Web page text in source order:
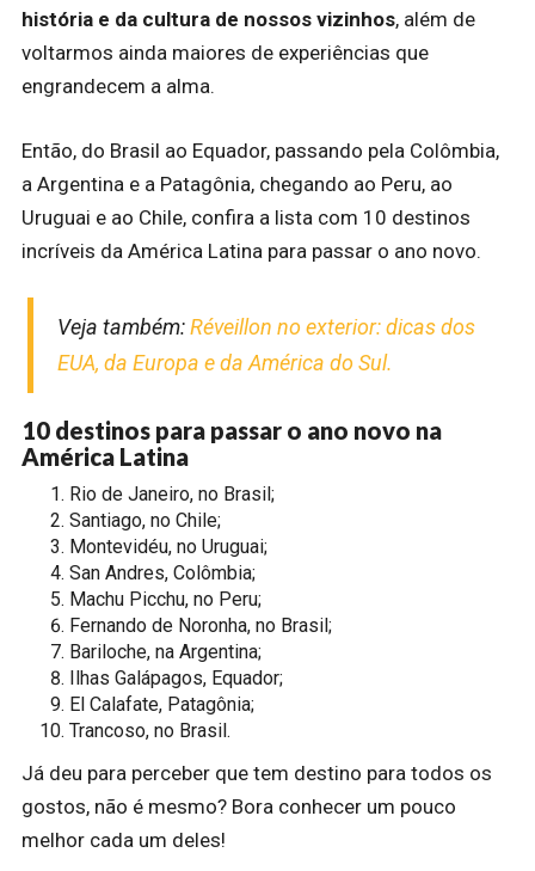
história e da cultura de nossos vizinhos, além de
voltarmos ainda maiores de experiências que
engrandecem a alma.
Então, do Brasil ao Equador, passando pela Colômbia,
a Argentina e a Patagônia, chegando ao Peru, ao
Uruguai e ao Chile, confira a lista com 10 destinos
incríveis da América Latina para passar o ano novo.
Veja também:Réveillon no exterior: dicas dos
EUA, da Europa e da América do Sul.
10 destinos para passar o ano novo na
América Latina
Rio de Janeiro, no Brasil;
Santiago, no Chile;
Montevidéu, no Uruguai;
San Andres, Colômbia;
Machu Picchu, no Peru;
Fernando de Noronha, no Brasil;
Bariloche, na Argentina;
Ilhas Galápagos, Equador;
El Calafate, Patagônia;
Trancoso, no Brasil.
Já deu para perceber que tem destino para todos os
gostos, não é mesmo? Bora conhecer um pouco
melhor cada um deles!